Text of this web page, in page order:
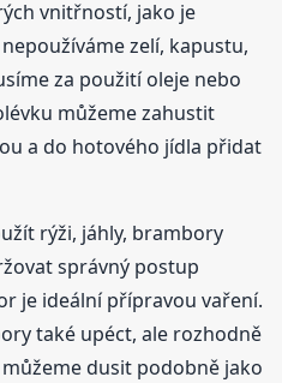
vnitřností, jako je
zelí, kapustu,
za použití oleje nebo
můžeme zahustit
a do hotového jídla přidat
rýži, jáhly, brambory
správný postup
je ideální přípravou vaření.
také upéct, ale rozhodně
dusit podobně jako